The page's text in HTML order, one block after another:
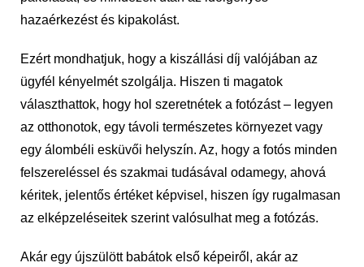
hazaérkezést és kipakolást.
Ezért mondhatjuk, hogy a kiszállási díj valójában az
ügyfél kényelmét szolgálja. Hiszen ti magatok
választhattok, hogy hol szeretnétek a fotózást – legyen
az otthonotok, egy távoli természetes környezet vagy
egy álombéli esküvői helyszín. Az, hogy a fotós minden
felszereléssel és szakmai tudásával odamegy, ahová
kéritek, jelentős értéket képvisel, hiszen így rugalmasan
az elképzeléseitek szerint valósulhat meg a fotózás.
Akár egy újszülött babátok első képeiről, akár az